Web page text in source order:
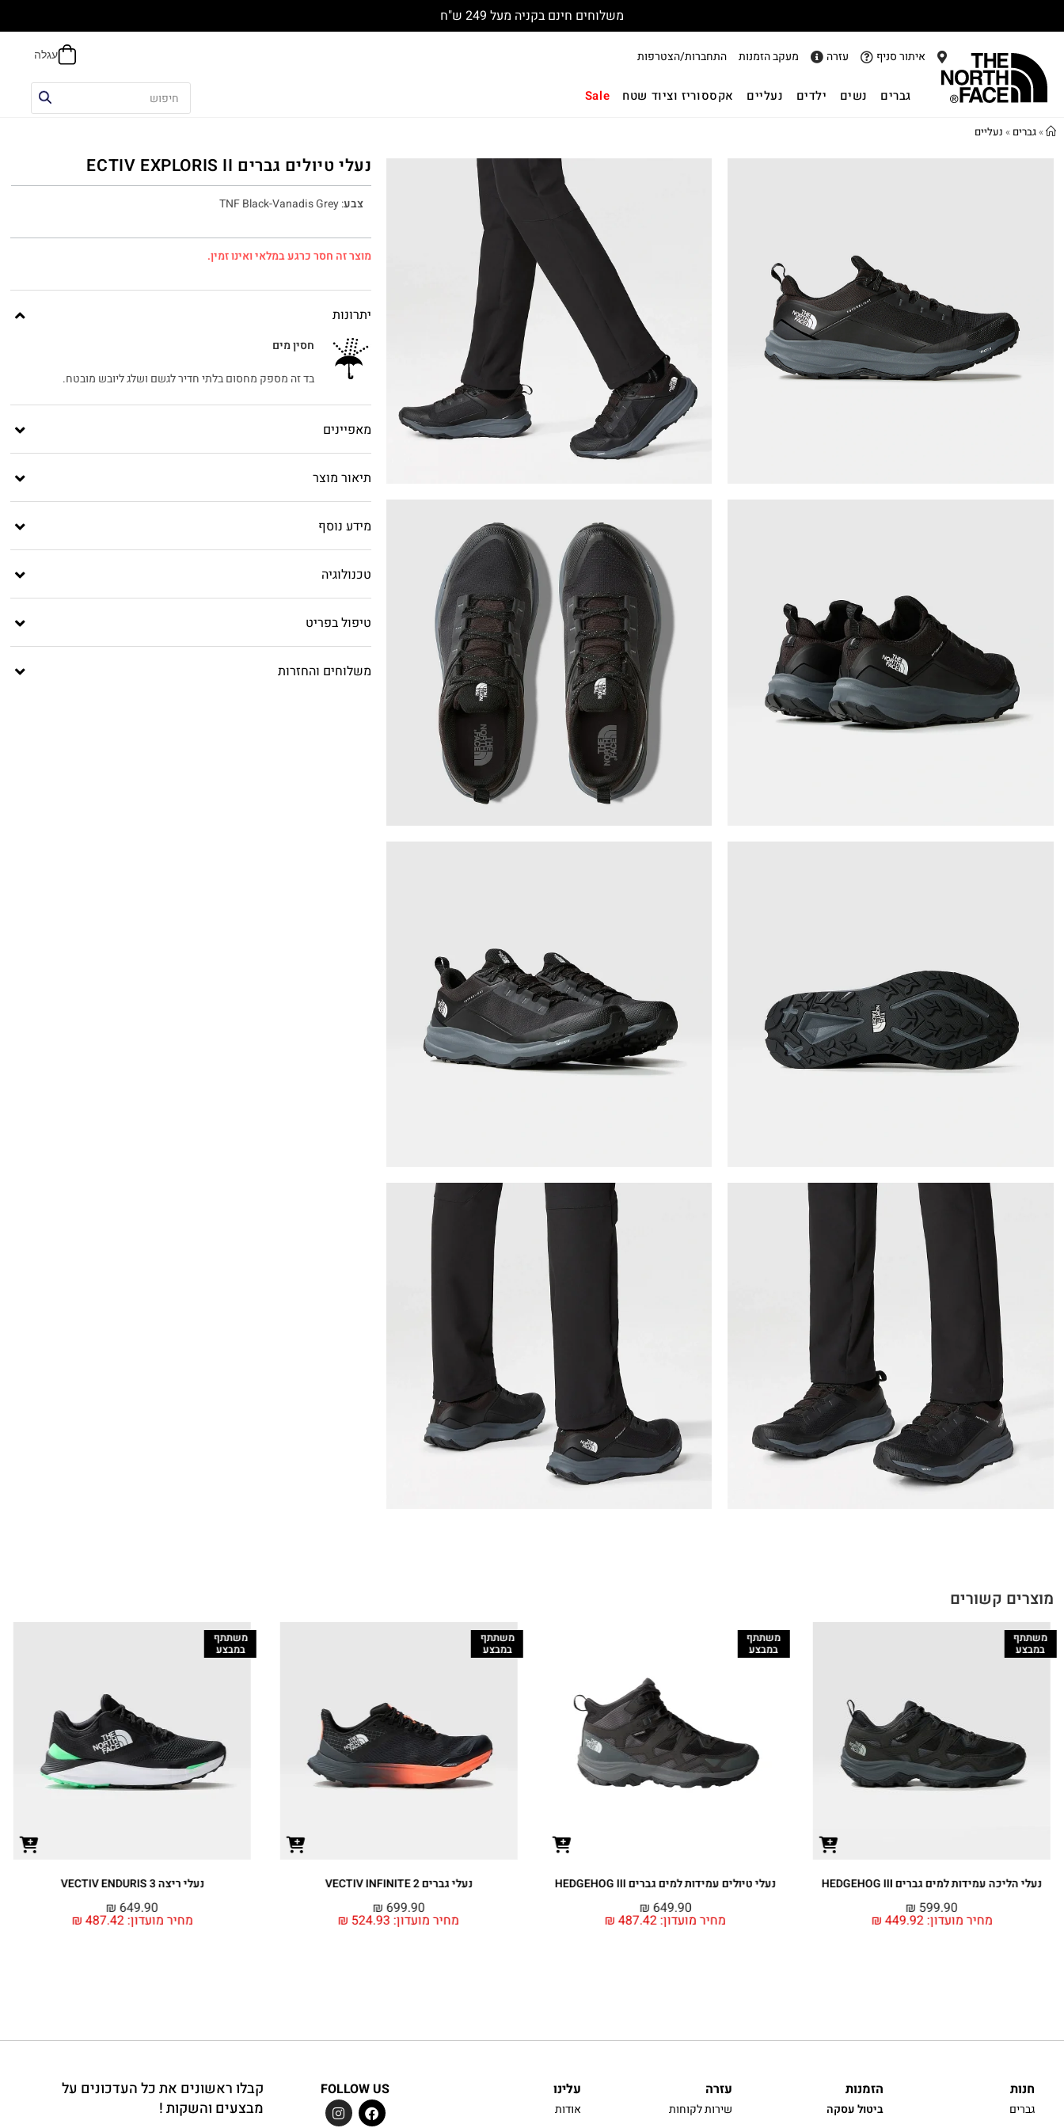
משלוחים חינם בקניה מעל 249 ש"ח
איתור סניף עזרה מעקב הזמנות התחברות/הצטרפות
גברים נשים ילדים נעליים אקססוריז וציוד שטח Sale
»גברים » נעליים
נעלי טיולים גברים ECTIV EXPLORIS II
צבע:
TNF Black-Vanadis Grey
מוצר זה חסר כרגע במלאי ואינו זמין.
יתרונות
חסין מים
בד זה מספק מחסום בלתי חדיר לגשם ושלג ליובש מובטח.
מאפיינים
תיאור מוצר
מידע נוסף
טכנולוגיה
טיפול בפריט
משלוחים והחזרות
מוצרים קשורים
משתתף
במבצע
נעלי הליכה עמידות למים גברים HEDGEHOG III
מחיר מועדון: ₪449.92
₪ 599.90
משתתף
במבצע
נעלי טיולים עמידות למים גברים HEDGEHOG III
מחיר מועדון: ₪487.42
₪ 649.90
משתתף
במבצע
נעלי גברים VECTIV INFINITE 2
מחיר מועדון: ₪ 524.93
₪ 699.90
משתתף
במבצע
נעלי ריצה VECTIV ENDURIS 3
מחיר מועדון: ₪487.42
₪ 649.90
חנות
גברים
הזמנות
ביטול עסקה
עזרה
שירות לקוחות
עלינו
אודות
FOLLOW US
קבלו ראשונים את כל העדכונים על
מבצעים והשקות !